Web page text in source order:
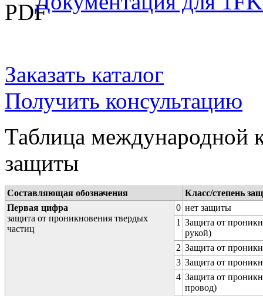
Заказать каталог
Получить консультацию
Таблица международной
защиты
Составляющая обозначения
Класс/степень
Первая цифра
защита от проникновения твердых
частиц
0 нет защиты
1 Защита от
рукой)
2 Защита от
3 Защита от
4 Защита от
провод)